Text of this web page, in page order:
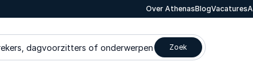
Over AthenasBlogVacatures
dagvoorzitters of onderwerpen Zoek